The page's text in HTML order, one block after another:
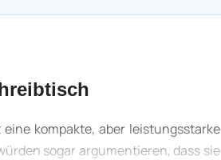
kompakte, aber leistungsstarke
sogar argumentieren, dass sie